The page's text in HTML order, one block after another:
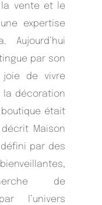
la vente et le
expertise
Aujourd’hui
par son
joie de vivre
la décoration
était
Maison
par des
de
l’univers